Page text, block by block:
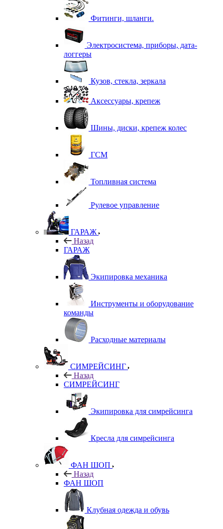
Фитинги, шланги.
Электросистема, приборы, дата-
логгеры
Кузов, стекла, зеркала
Аксессуары, крепеж
Шины, диски, крепеж колес
ГСМ
Топливная система
Рулевое управление
ГАРАЖ
Назад
ГАРАЖ
Экипировка механика
Инструменты и оборудование
команды
Расходные материалы
СИМРЕЙСИНГ
Назад
СИМРЕЙСИНГ
Экипировка для симрейсинга
Кресла для симрейсинга
ФАН ШОП
Назад
ФАН ШОП
Клубная одежда и обувь